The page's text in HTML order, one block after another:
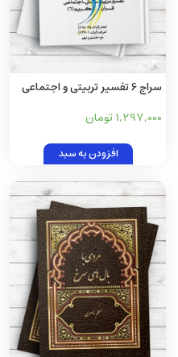
سراج 6 تفسیر تربیتی و اجتماعی
قرآن کریم ، سوره مبارکه انعام
آیات 74-165، و سوره مبارکه اعراف
1,297,000 تومان
افزودن به سبد